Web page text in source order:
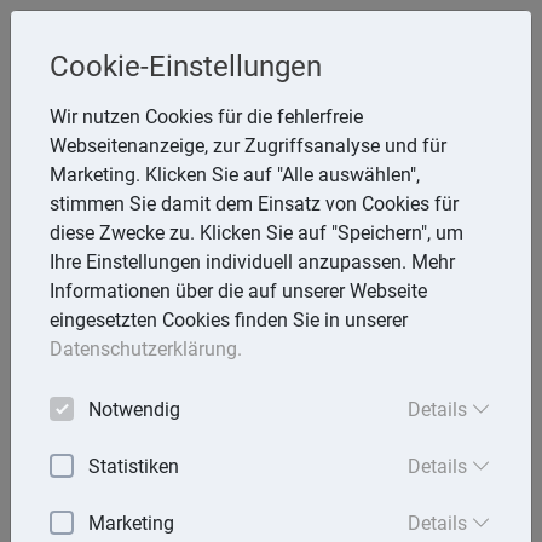
Melzer, StB
Storchsnest 6, 74535 Mainhardt
Telefon: 7903 7736
E-Mail:rathmann.melzer@t-online.de
Lexika
Volltext-Suche in den Lexika
Cookie-Einstellungen
Wir nutzen Cookies für die fehlerfreie
Webseitenanzeige, zur Zugriffsanalyse und für
Marketing. Klicken Sie auf "Alle auswählen",
stimmen Sie damit dem Einsatz von Cookies für
diese Zwecke zu. Klicken Sie auf "Speichern", um
Ihre Einstellungen individuell anzupassen. Mehr
Informationen über die auf unserer Webseite
eingesetzten Cookies finden Sie in unserer
Datenschutzerklärung.
Notwendig Details
Statistiken Details
Marketing Details